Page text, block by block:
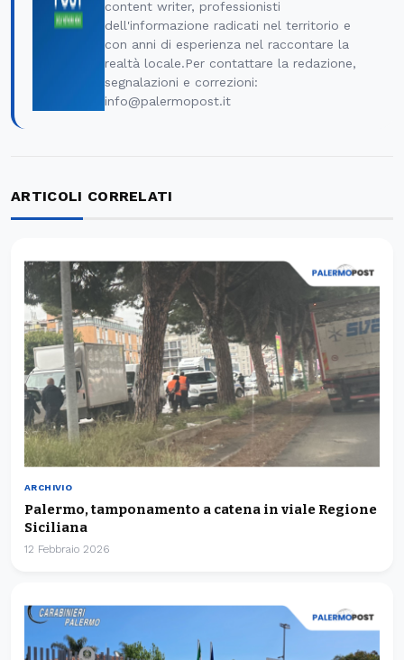
content writer, professionisti
dell'informazione radicati nel territorio e
con anni di esperienza nel raccontare la
realtà locale.Per contattare la redazione,
segnalazioni e correzioni:
info@palermopost.it
ARTICOLI CORRELATI
ARCHIVIO
Palermo, tamponamento a catena in viale Regione
Siciliana
12 Febbraio 2026